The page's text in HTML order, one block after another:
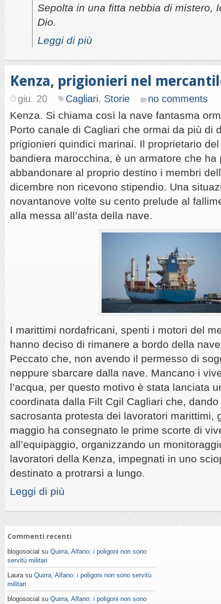
Sepolta in una fitta nebbia di mistero,
Dio.
Leggi di più
Kenza, prigionieri nel
giu. 20 Cagliari, Storie no comments
Kenza. Si chiama così la nave fantasma
Porto canale di Cagliari che ormai da più di
prigionieri quindici marinai. Il proprietario
bandiera marocchina, è un armatore che ha
abbandonare al proprio destino i membri
dicembre non ricevono stipendio. Una
novantanove volte su cento prelude al
alla messa all’asta della nave.
I marittimi nordafricani, spenti i motori del
hanno deciso di rimanere a bordo della
Peccato che, non avendo il permesso di
neppure sbarcare dalla nave. Mancano i
l’acqua, per questo motivo è stata lanciata
coordinata dalla Filt Cgil Cagliari che,
sacrosanta protesta dei lavoratori marittimi,
maggio ha consegnato le prime scorte di
all’equipaggio, organizzando un
lavoratori della Kenza, impegnati in uno
destinato a protrarsi a lungo.
Leggi di più
Commenti recenti
blogosocial su Quirra, Alfano: i poligoni non sono
servitù militari
Laura su Quirra, Alfano: i poligoni non sono servitù
militari
blogosocial su Quirra, Alfano: i poligoni non sono